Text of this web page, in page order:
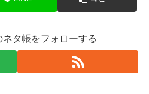
タ帳をフォローする